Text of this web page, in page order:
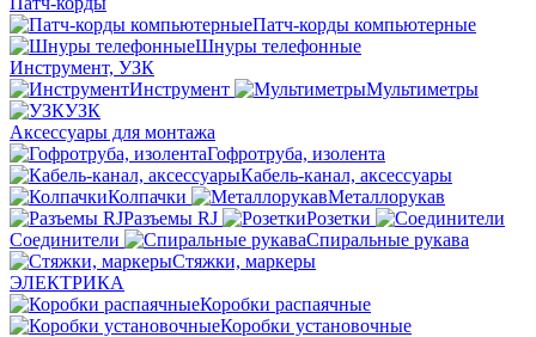
Патч-корды компьютерные
Шнуры телефонные
Инструмент, УЗК
Инструмент
Мультиметры
УЗК
Аксессуары для монтажа
Гофротруба, изолента
Кабель-канал, аксессуары
Колпачки
Металлорукав
Разъемы RJ
Розетки
Соединители
Спиральные рукава
Стяжки, маркеры
ЭЛЕКТРИКА
Коробки распаячные
Коробки установочные